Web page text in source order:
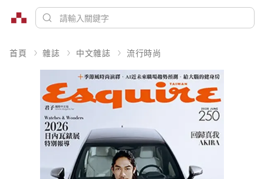
首頁 雜誌 中文雜誌 流行時尚